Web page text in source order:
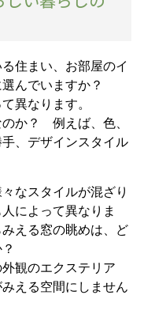
住まい、お部屋のイ
んでいますか？
異なります。
か？ 例えば、色、
、デザインスタイル
なスタイルが混ざり
によって異なりま
える窓の眺めは、ど
観のエクステリア
える空間にしません